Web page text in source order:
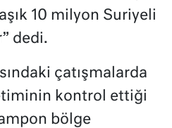
10 milyon Suriyeli
dedi.
çatışmalarda
kontrol ettiği
bölge